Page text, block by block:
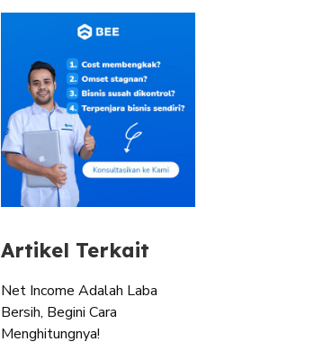
Artikel Terkait
Net Income Adalah Laba
Bersih, Begini Cara
Menghitungnya!